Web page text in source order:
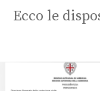
Ecco le